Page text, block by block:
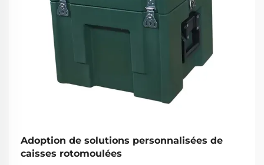
Adoption de solutions personnalisées de
caisses rotomoulées